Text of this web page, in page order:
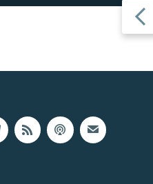
Назад